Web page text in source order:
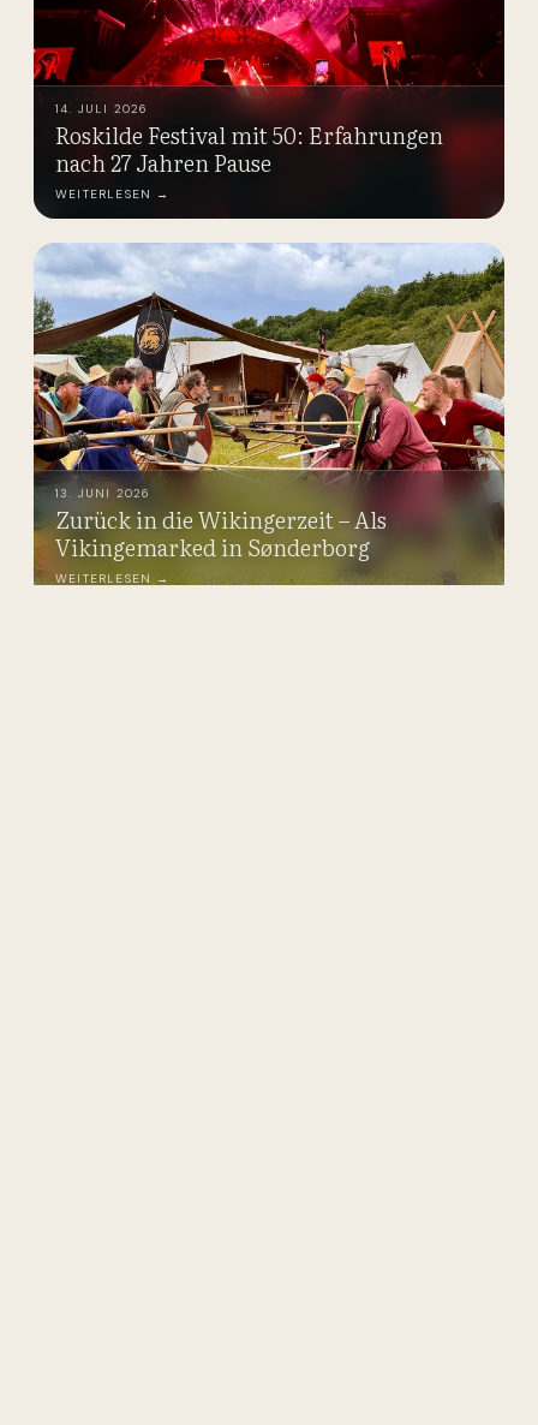
14. JULI 2026
Roskilde Festival mit 50: Erfahrungen
nach 27 Jahren Pause
WEITERLESEN →
13. JUNI 2026
Zurück in die Wikingerzeit – Als
Vikingemarked in Sønderborg
WEITERLESEN →